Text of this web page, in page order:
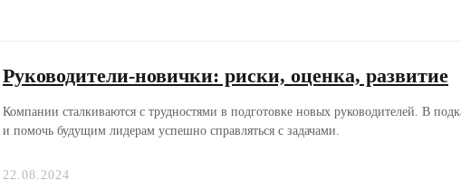
Руководители-новички: риски, оценка, развитие
Компании сталкиваются с трудностями в подготовке новых руководителей. В
и помочь будущим лидерам успешно справляться с задачами.
22.08.2024